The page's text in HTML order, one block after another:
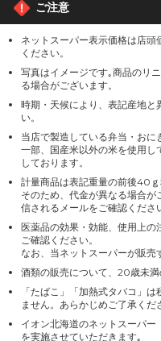
ご注意
ネットスーパー表示価格は店
ください。
写真はイメージです｡商品のリ
る場合がございます。
時期・天候により、表記産地と
い。
当店で製造している弁当・おに
一部、国産米以外の米を使用
しております。
計量商品は表記重量の前後40ｇ
そのため、代金が異なる場合
信されるメールをご確認くださ
医薬品の効果・効能、使用上の
ご確認ください。
なお、当ネットスーパーが販売
酒類の販売について、20歳未満
「たばこ」「加熱式タバコ」
ません。あらかじめご了承くだ
イオン北海道のネットスーパ
を実施させていただきます｡